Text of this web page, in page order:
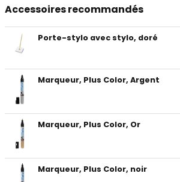
Accessoires recommandés
Porte-stylo avec stylo, doré
Marqueur, Plus Color, Argent
Marqueur, Plus Color, Or
Marqueur, Plus Color, noir